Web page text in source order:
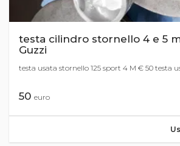
testa cilindro stornello 4 e 5
Guzzi
testa usata stornello 125 sport 4 M € 50 testa
50 euro